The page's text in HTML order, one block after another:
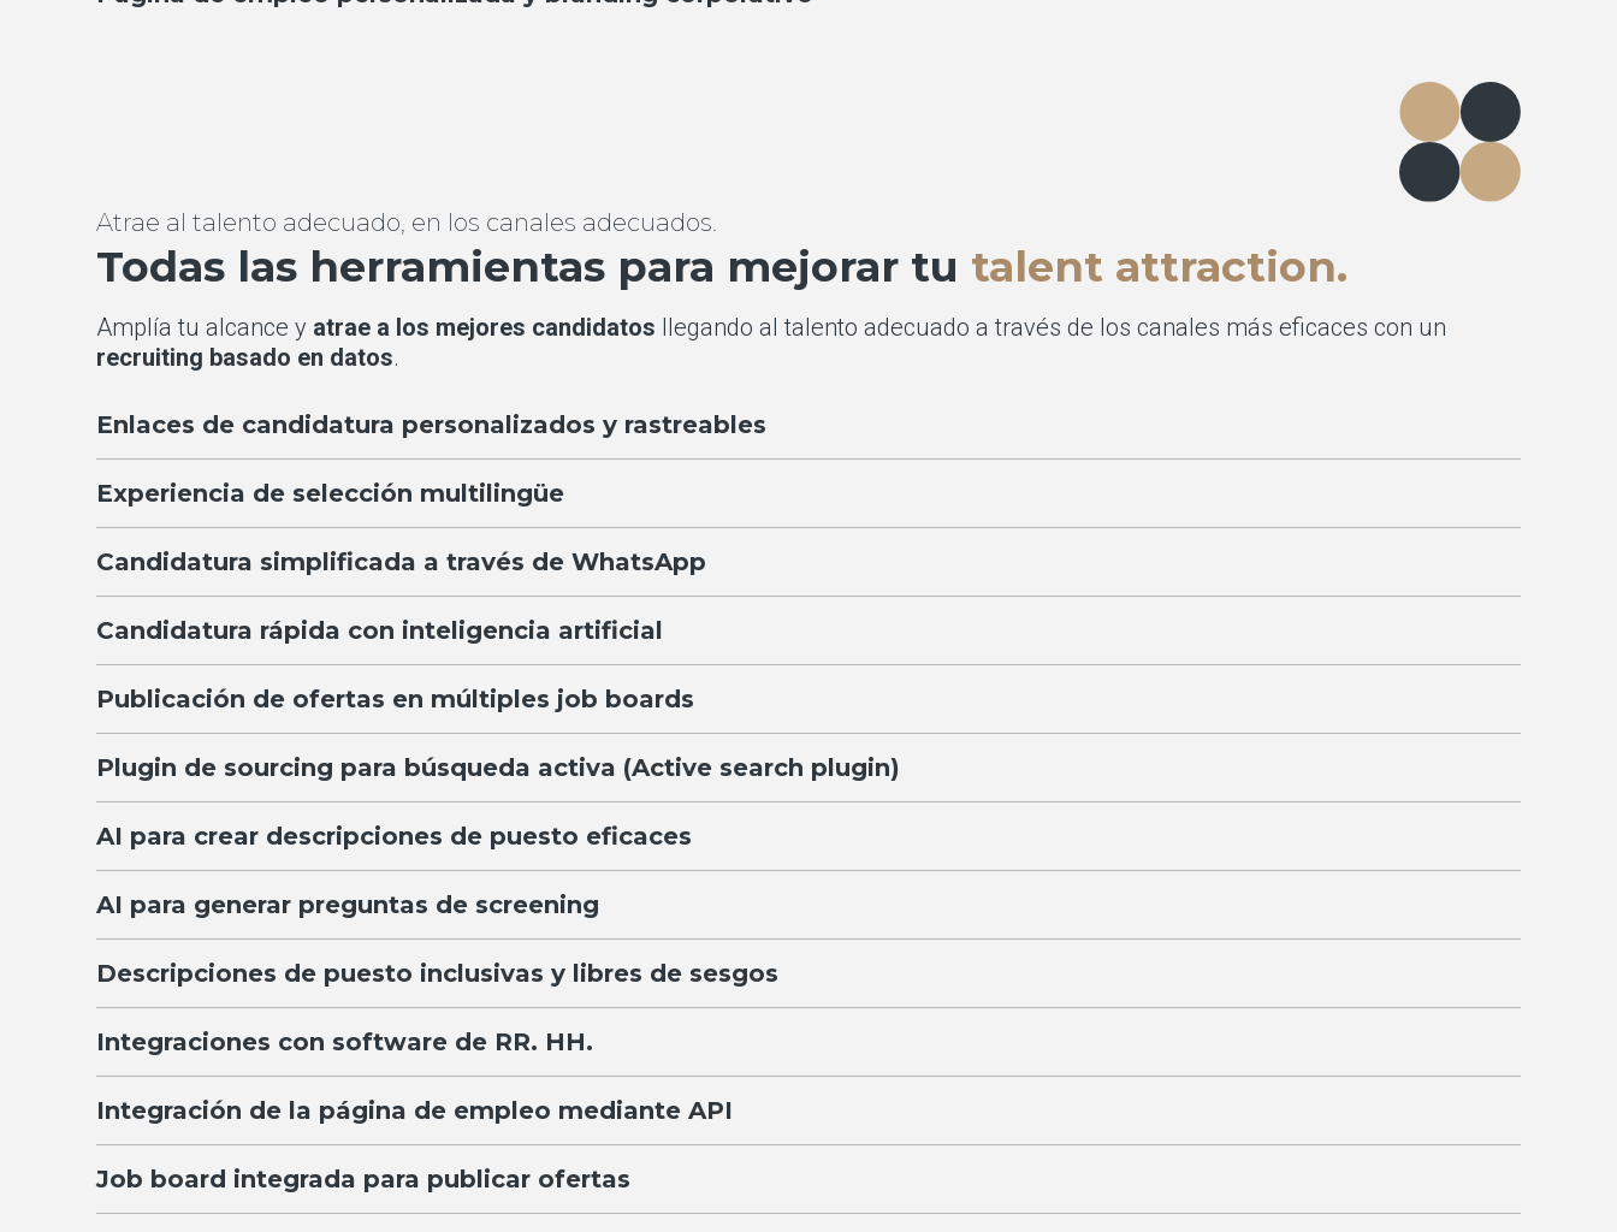
Atrae al talento adecuado, en los canales adecuados.
Todas las herramientas para mejorar tu talent attraction.
Amplía tu alcance y atrae a los mejores candidatos llegando al talento adecuado a través de los canales más eficaces con un
recruiting basado en datos.
Enlaces de candidatura personalizados y rastreables
Experiencia de selección multilingüe
Candidatura simplificada a través de WhatsApp
Candidatura rápida con inteligencia artificial
Publicación de ofertas en múltiples job boards
Plugin de sourcing para búsqueda activa (Active search plugin)
AI para crear descripciones de puesto eficaces
AI para generar preguntas de screening
Descripciones de puesto inclusivas y libres de sesgos
Integraciones con software de RR. HH.
Integración de la página de empleo mediante API
Job board integrada para publicar ofertas